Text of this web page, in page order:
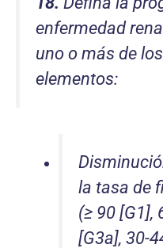
enfermedad
uno o más de
elementos:
la tasa de
(≥ 90 [G1],
[G3a], 30-